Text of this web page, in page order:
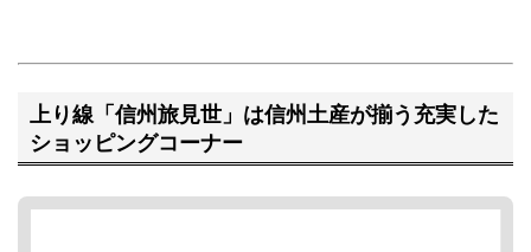
上り線「信州旅見世」は信州土産が揃う充実した
ショッピングコーナー